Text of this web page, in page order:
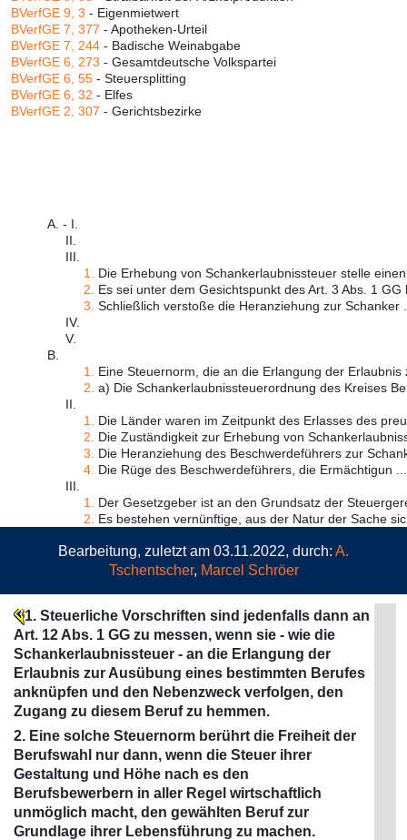
BVerfGE 9, 3 - Eigenmietwert
BVerfGE 7, 377 - Apotheken-Urteil
BVerfGE 7, 244 - Badische Weinabgabe
BVerfGE 6, 273 - Gesamtdeutsche Volkspartei
BVerfGE 6, 55 - Steuersplitting
BVerfGE 6, 32 - Elfes
BVerfGE 2, 307 - Gerichtsbezirke
A. - I.
II.
III.
1.
Die Erhebung von Schankerlaubnissteuer stelle
2.
Es sei unter dem Gesichtspunkt des Art. 3 Abs. 1 GG
3. Schließlich verstoße die Heranziehung zur Schanker
IV.
V.
B.
1.
Eine Steuernorm, die an die Erlangung der Erlaubnis
2. a) Die Schankerlaubnissteuerordnung des Kreises
II.
1.
Die Länder waren im Zeitpunkt des Erlasses des
2.
Die Zuständigkeit zur Erhebung von
3.
Die Heranziehung des Beschwerdeführers zur
4. Die Rüge des Beschwerdeführers, die Ermächtigun ...
III.
1.
Der Gesetzgeber ist an den Grundsatz der
2.
Es bestehen vernünftige, aus der Natur der Sache
Bearbeitung, zuletzt am 03.11.2022, durch: A.
Tschentscher, Marcel Schröer
1. Steuerliche Vorschriften sind jedenfalls dann an
Art. 12 Abs. 1 GG zu messen, wenn sie - wie die
Schankerlaubnissteuer - an die Erlangung der
Erlaubnis zur Ausübung eines bestimmten Berufes
anknüpfen und den Nebenzweck verfolgen, den
Zugang zu diesem Beruf zu hemmen.
2. Eine solche Steuernorm berührt die Freiheit der
Berufswahl nur dann, wenn die Steuer ihrer
Gestaltung und Höhe nach es den
Berufsbewerbern in aller Regel wirtschaftlich
unmöglich macht, den gewählten Beruf zur
Grundlage ihrer Lebensführung zu machen.